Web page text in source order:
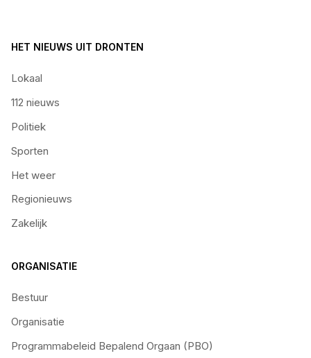
HET NIEUWS UIT DRONTEN
Lokaal
112 nieuws
Politiek
Sporten
Het weer
Regionieuws
Zakelijk
ORGANISATIE
Bestuur
Organisatie
Programmabeleid Bepalend Orgaan (PBO)